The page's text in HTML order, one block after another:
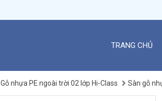
TRANG CHỦ
Gỗ nhựa PE ngoài trời 02 lớp Hi-Class Sàn gỗ